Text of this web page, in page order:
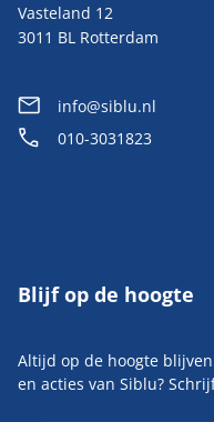
Vasteland 12
3011 BL Rotterdam
info@siblu.nl
010-3031823
Blijf op de hoogte
Altijd op de hoogte
en acties van Siblu?